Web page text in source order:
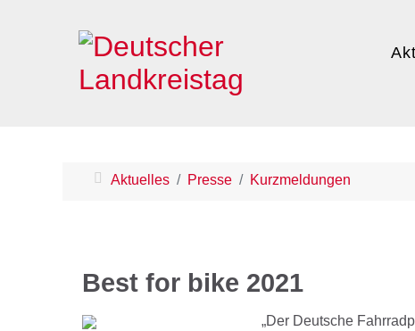
Aktuelles Presse Kurzmeldungen
Best for bike 2021
„Der Deutsche